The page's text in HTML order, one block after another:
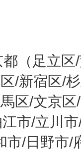
都（足立
/新宿区/
区/文京
市/立川
市/日野市/